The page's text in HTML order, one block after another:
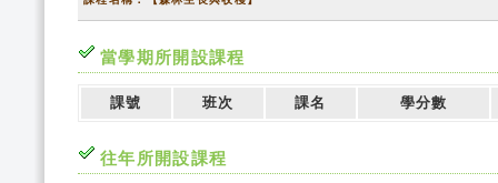
當學期所開設課程
課號 班次 課名 學分數
往年所開設課程